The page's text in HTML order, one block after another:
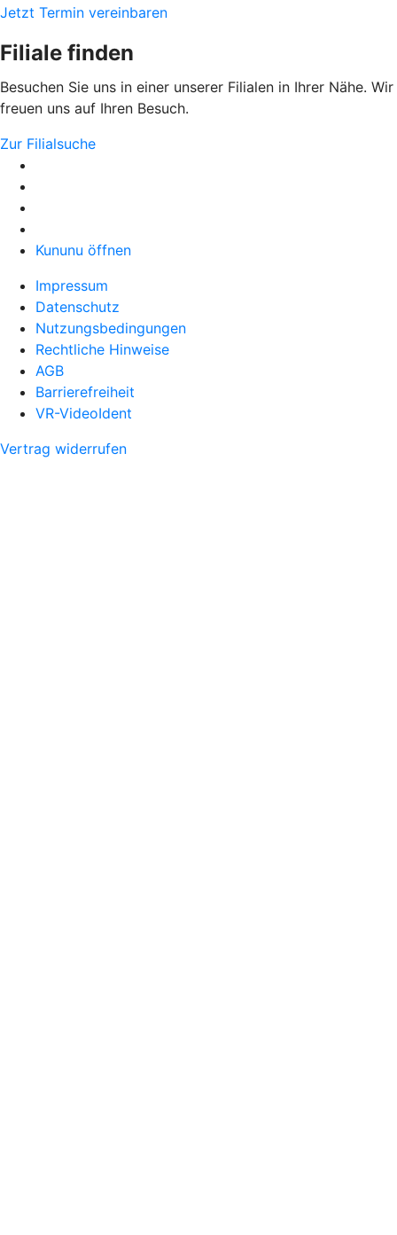
Jetzt Termin vereinbaren
Filiale finden
Besuchen Sie uns in einer unserer Filialen in Ihrer Nähe. Wir
freuen uns auf Ihren Besuch.
Zur Filialsuche
Kununu öffnen
Impressum
Datenschutz
Nutzungsbedingungen
Rechtliche Hinweise
AGB
Barrierefreiheit
VR-VideoIdent
Vertrag widerrufen